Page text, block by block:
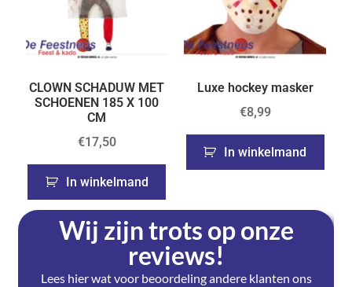
CLOWN SCHADUW MET
SCHOENEN 185 X 100
CM
€17,50
In winkelmand
Luxe hockey masker
€8,99
In winkelmand
Wij zijn trots op onze
reviews!
Lees hier wat voor beoordeling andere klanten ons